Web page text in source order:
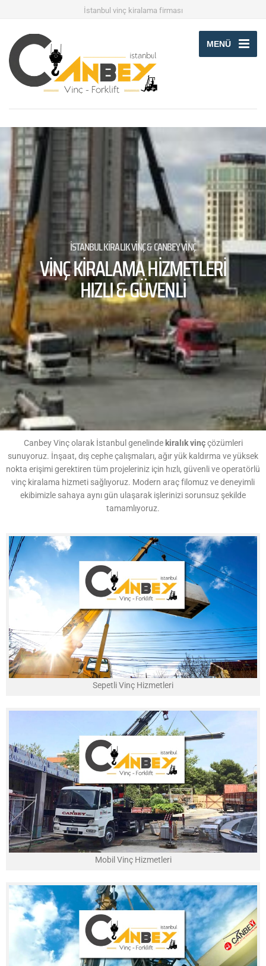
İstanbul vinç kiralama firması
MENÜ
İSTANBUL KİRALIK VİNÇ & CANBEY VİNÇ
VİNÇ KİRALAMA HİZMETLERİ
HIZLI & GÜVENLİ
Canbey Vinç olarak İstanbul genelinde kiralık vinççözümleri
sunuyoruz. İnşaat, dış cephe çalışmaları, ağır yük kaldırma ve yüksek
nokta erişimi gerektiren tüm projeleriniz için hızlı, güvenli ve operatörlü
vinç kiralama hizmeti sağlıyoruz. Modern araç filomuz ve deneyimli
ekibimizle sahaya aynı gün ulaşarak işlerinizi sorunsuz şekilde
tamamlıyoruz.
Sepetli Vinç Hizmetleri
Mobil Vinç Hizmetleri